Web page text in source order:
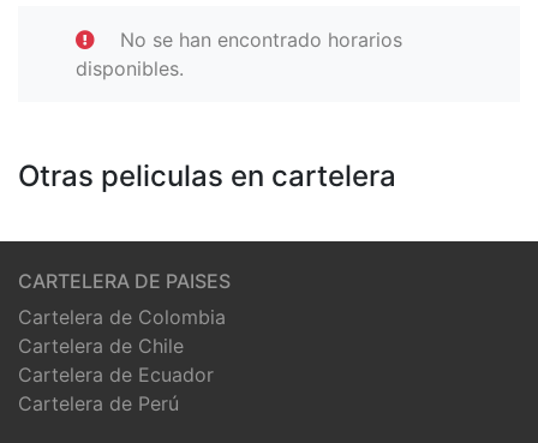
No se han encontrado horarios
disponibles.
Otras peliculas en cartelera
CARTELERA DE PAISES
Cartelera de Colombia
Cartelera de Chile
Cartelera de Ecuador
Cartelera de Perú